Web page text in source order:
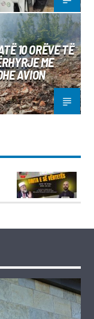
10 ORËVE TË
ME
AVION